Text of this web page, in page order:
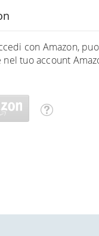
con Amazon,
tuo account